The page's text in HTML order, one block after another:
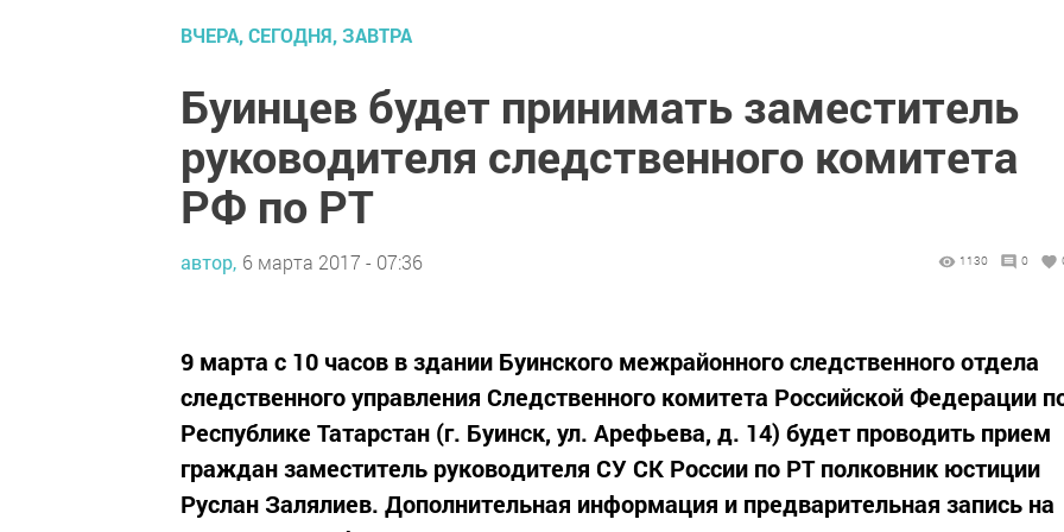
ВЧЕРА, СЕГОДНЯ, ЗАВТРА
Буинцев будет принимать заместитель
руководителя следственного комитета
РФ по РТ
автор, 6 марта 2017 - 07:36 1130 0
9 марта с 10 часов в здании Буинского межрайонного следственного отдела
следственного управления Следственного комитета Российской Федерации
Республике Татарстан (г. Буинск, ул. Арефьева, д. 14) будет проводить прием
граждан заместитель руководителя СУ СК России по РТ полковник юстиции
Руслан Залялиев. Дополнительная информация и предварительная запись на